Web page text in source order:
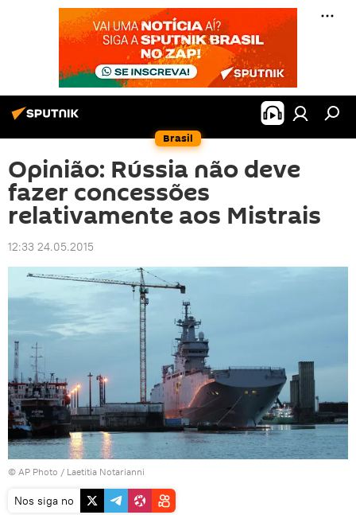
Brasil
Opinião: Rússia não deve
fazer concessões
relativamente aos Mistrais
12:33 24.05.2015
© AP Photo / Laetitia Notarianni
Nos siga no